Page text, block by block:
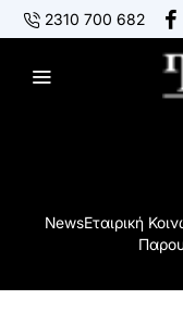
2310 700 682
NewsΕταιρική